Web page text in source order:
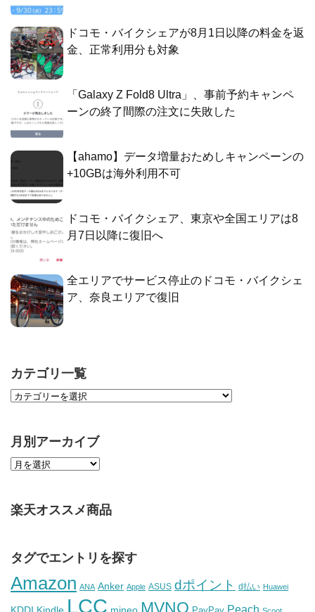
ドコモ・バイクシェアが8月1日以降の料金を返
金、正常利用分も対象
「Galaxy Z Fold8 Ultra」、事前予約キャンペ
ーンの終了間際の注文に失敗した
【ahamo】データ増量おためしキャンペーンの
+10GBは海外利用不可
ドコモ・バイクシェア、東京や全国エリアは8
月7日以降に復旧へ
全エリアでサービス停止のドコモ・バイクシェ
ア、奈良エリアで復旧
カテゴリ一覧
月別アーカイブ
楽天オススメ商品
タグでエントリを探す
Amazon ANA Anker Apple ASUS dポイント d払い Huawei
LCC MVNO Peach